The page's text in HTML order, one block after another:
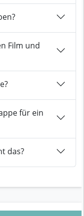
Film und
für ein
das?